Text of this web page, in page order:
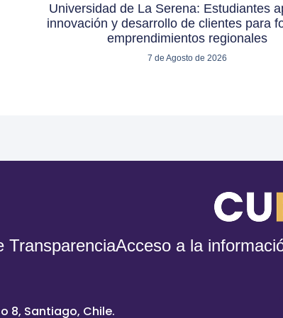
Universidad de La Serena: Estudiantes
innovación y desarrollo de clientes para
emprendimientos regionales
7 de Agosto de 2026
TransparenciaAcceso a la
8, Santiago, Chile.